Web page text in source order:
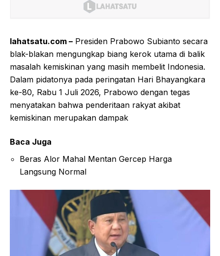
lahatsatu.com – Presiden Prabowo Subianto secara
blak-blakan mengungkap biang kerok utama di balik
masalah kemiskinan yang masih membelit Indonesia.
Dalam pidatonya pada peringatan Hari Bhayangkara
ke-80, Rabu 1 Juli 2026, Prabowo dengan tegas
menyatakan bahwa penderitaan rakyat akibat
kemiskinan merupakan dampak
Baca Juga
Beras Alor Mahal Mentan Gercep Harga
Langsung Normal